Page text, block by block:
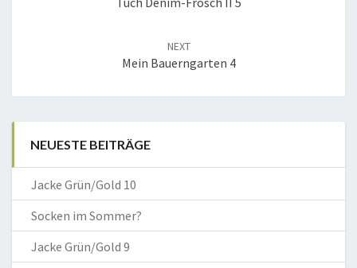
NEXT
Mein Bauerngarten 4
NEUESTE BEITRÄGE
Jacke Grün/Gold 10
Socken im Sommer?
Jacke Grün/Gold 9